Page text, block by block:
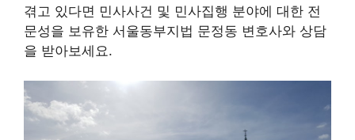
겪고 있다면 민사사건 및 민사집행 분야에 대한 전
문성을 보유한 서울동부지법 문정동 변호사와 상담
을 받아보세요.